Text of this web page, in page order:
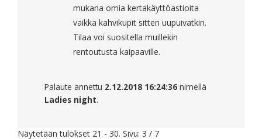
mukana omia kertakäyttöastioita
vaikka kahvikupit sitten uupuivatkin.
Tilaa voi suositella muillekin
rentoutusta kaipaaville.
Palaute annettu 2.12.2018 16:24:36 nimellä
Ladies night.
Näytetään tulokset 21 - 30. Sivu: 3 / 7